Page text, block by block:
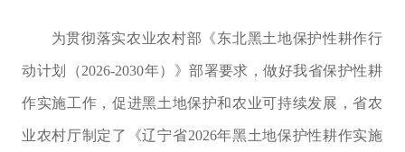
为贯彻落实农业农村部《东北黑土地保护性耕作行
动计划（2026-2030年）》部署要求，做好我省保护性耕
作实施工作，促进黑土地保护和农业可持续发展，省农
业农村厅制定了《辽宁省2026年黑土地保护性耕作实施